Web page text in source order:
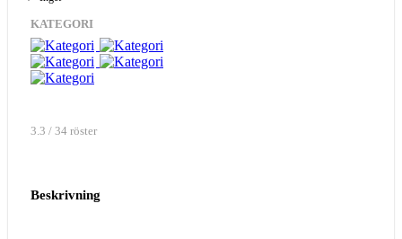
KATEGORI
3.3 / 34 röster
Beskrivning